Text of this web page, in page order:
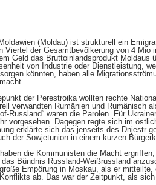
(Moldau) ist strukturell ein
Viertel der Gesamtbevölkerung von 4 Mio
Geld das Bruttoinlandsprodukt Moldaus
von Industrie oder Dienstleistung,
könnten, haben alle
der Perestroika wollten rechte
verwandten Rumänien und Rumänisch
Russland“ waren die Parolen. Für
vorgesehen. Dagegen regte sich im
erklärte sich das jenseits des Dnjestr
der Sowjetunion in einem kurzen
die Kommunisten die Macht
das Bündnis Russland-Weißrussland
Empörung in Moskau, als er
ab. Das war der Zeitpunkt, als